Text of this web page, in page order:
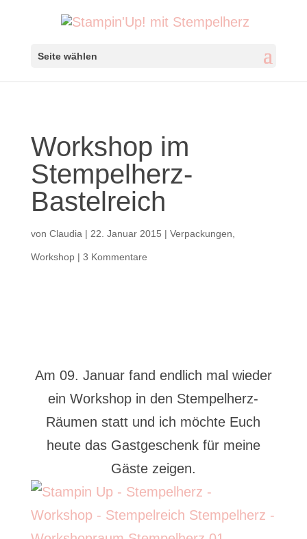
Seite wählen
Workshop im
Stempelherz-
Bastelreich
von Claudia | 22. Januar 2015 | Verpackungen
Workshop| 3 Kommentare
Am 09. Januar fand endlich mal wieder
ein Workshop in den Stempelherz-
Räumen statt und ich möchte Euch
heute das Gastgeschenk für meine
Gäste zeigen.